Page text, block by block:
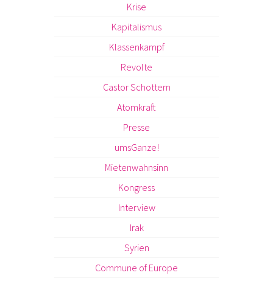
Krise
Kapitalismus
Klassenkampf
Revolte
Castor Schottern
Atomkraft
Presse
umsGanze!
Mietenwahnsinn
Kongress
Interview
Irak
Syrien
Commune of Europe